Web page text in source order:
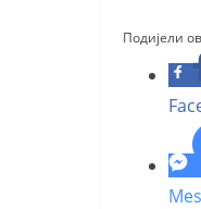
Подијели